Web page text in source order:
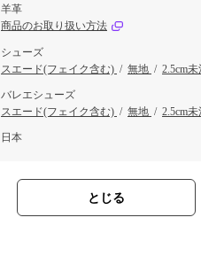
羊革
商品のお取り扱い方法
シューズ
スエード(フェイク含む) / 無地 / 2.5cm未
バレエシューズ
スエード(フェイク含む) / 無地 / 2.5cm未
日本
とじる